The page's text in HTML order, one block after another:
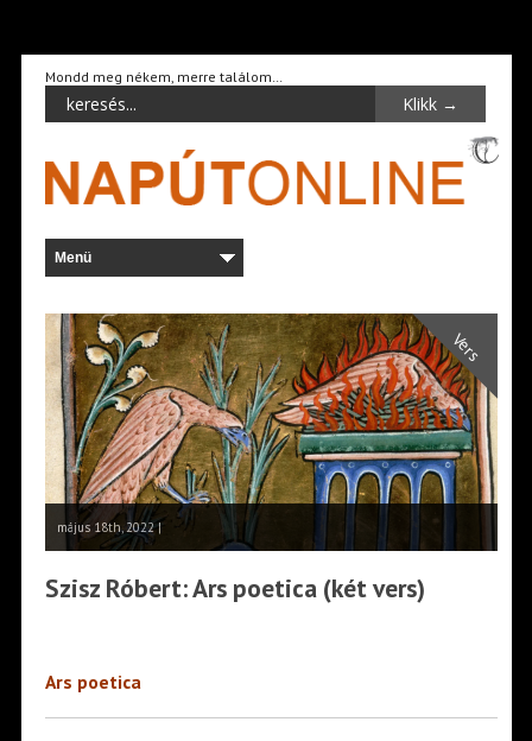
Mondd meg nékem, merre találom…
Vers
május 18th, 2022 |
Szisz Róbert: Ars poetica (két vers)
Ars poetica